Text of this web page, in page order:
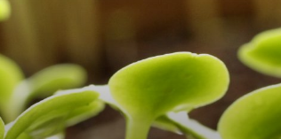
sediments: from ports to pots